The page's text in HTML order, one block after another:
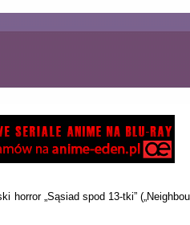
„Sąsiad spod 13-tki”